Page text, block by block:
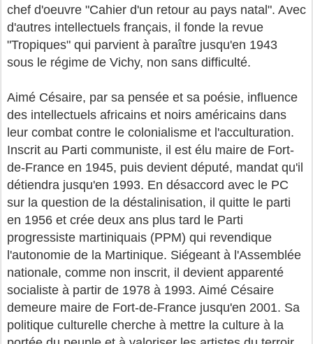
chef d'oeuvre "Cahier d'un retour au pays natal". Avec
d'autres intellectuels français, il fonde la revue
"Tropiques" qui parvient à paraître jusqu'en 1943
sous le régime de Vichy, non sans difficulté.
Aimé Césaire, par sa pensée et sa poésie, influence
des intellectuels africains et noirs américains dans
leur combat contre le colonialisme et l'acculturation.
Inscrit au Parti communiste, il est élu maire de Fort-
de-France en 1945, puis devient député, mandat qu'il
détiendra jusqu'en 1993. En désaccord avec le PC
sur la question de la déstalinisation, il quitte le parti
en 1956 et crée deux ans plus tard le Parti
progressiste martiniquais (PPM) qui revendique
l'autonomie de la Martinique. Siégeant à l'Assemblée
nationale, comme non inscrit, il devient apparenté
socialiste à partir de 1978 à 1993. Aimé Césaire
demeure maire de Fort-de-France jusqu'en 2001. Sa
politique culturelle cherche à mettre la culture à la